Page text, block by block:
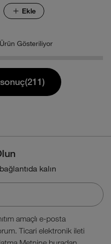
Ekle
Gösteriliyor
kalın
amaçlı e-posta
Ticari elektronik ileti